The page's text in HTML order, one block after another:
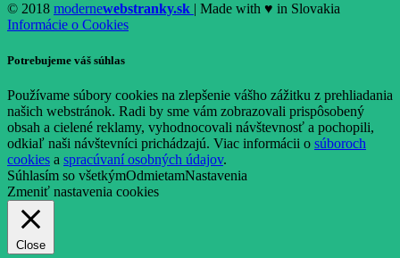
© 2018 modernewebstranky.sk | Made with ♥ in Slovakia
Informácie o Cookies
Potrebujeme váš súhlas
Používame súbory cookies na zlepšenie vášho zážitku z prehliadania
našich webstránok. Radi by sme vám zobrazovali prispôsobený
obsah a cielené reklamy, vyhodnocovali návštevnosť a pochopili,
odkiaľ naši návštevníci prichádzajú. Viac informácii o súboroch
cookies a spracúvaní osobných údajov.
Súhlasím so všetkýmOdmietamNastavenia
Zmeniť nastavenia cookies
Close